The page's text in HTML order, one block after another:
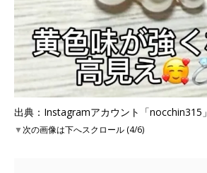
出典：Instagramアカウント「nocchin315」
▼次の画像は下へスクロール (4/6)